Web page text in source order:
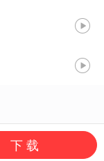
下 载